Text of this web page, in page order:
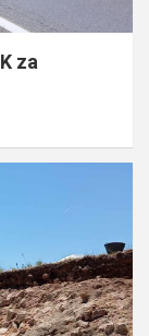
za